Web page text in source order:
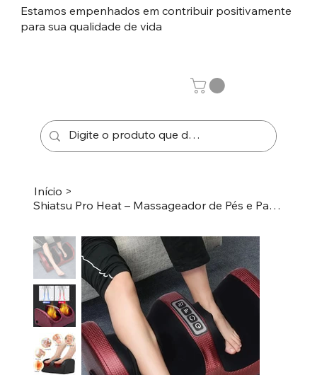
Estamos empenhados em contribuir positivamente
para sua qualidade de vida
Início >
Shiatsu Pro Heat – Massageador de Pés e Panturrilhas